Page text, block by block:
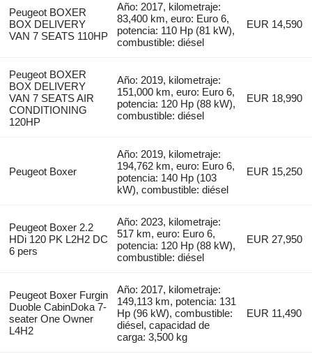
Peugeot BOXER
BOX DELIVERY
VAN 7 SEATS 110HP
Año: 2017, kilometraje:
83,400 km, euro: Euro 6,
potencia: 110 Hp (81 kW),
combustible: diésel
EUR 14,590
Peugeot BOXER
BOX DELIVERY
VAN 7 SEATS AIR
CONDITIONING
120HP
Año: 2019, kilometraje:
151,000 km, euro: Euro 6,
potencia: 120 Hp (88 kW),
combustible: diésel
EUR 18,990
Peugeot Boxer
Año: 2019, kilometraje:
194,762 km, euro: Euro 6,
potencia: 140 Hp (103
kW), combustible: diésel
EUR 15,250
Peugeot Boxer 2.2
HDi 120 PK L2H2 DC
6 pers
Año: 2023, kilometraje:
517 km, euro: Euro 6,
potencia: 120 Hp (88 kW),
combustible: diésel
EUR 27,950
Peugeot Boxer Furgin
Duoble CabinDoka 7-
seater One Owner
L4H2
Año: 2017, kilometraje:
149,113 km, potencia: 131
Hp (96 kW), combustible:
diésel, capacidad de
carga: 3,500 kg
EUR 11,490